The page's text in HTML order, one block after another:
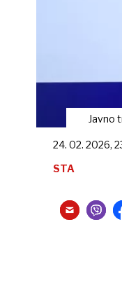
Javno
24. 02. 2026,
STA